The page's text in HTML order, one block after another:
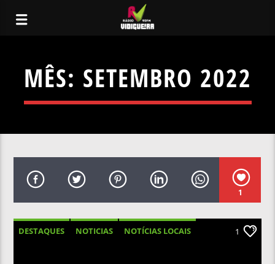
MÊS: SETEMBRO 2022
1
DESTAQUES NOTICIAS
NOTÍCIAS LOCAIS
1